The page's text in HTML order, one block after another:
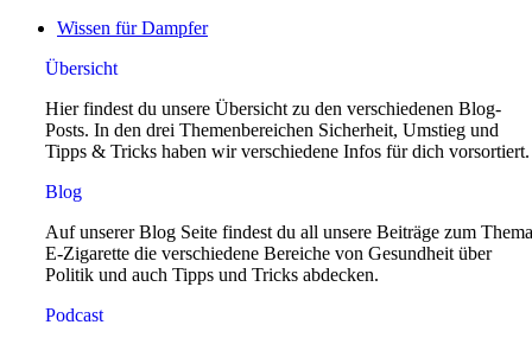
Wissen für Dampfer
Übersicht
Hier findest du unsere Übersicht zu den verschiedenen Blog-
Posts. In den drei Themenbereichen Sicherheit, Umstieg und
Tipps & Tricks haben wir verschiedene Infos für dich vorsortiert.
Blog
Auf unserer Blog Seite findest du all unsere Beiträge zum Thema
E-Zigarette die verschiedene Bereiche von Gesundheit über
Politik und auch Tipps und Tricks abdecken.
Podcast